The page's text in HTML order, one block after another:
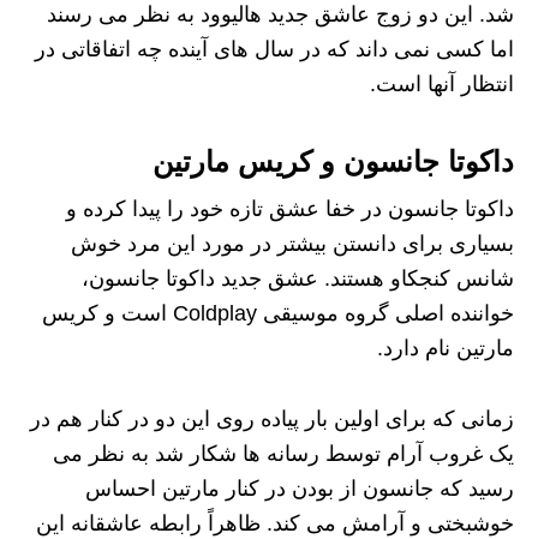
شد. این دو زوج عاشق جدید هالیوود به نظر می رسند
اما کسی نمی داند که در سال های آینده چه اتفاقاتی در
انتظار آنها است.
داکوتا جانسون و کریس مارتین
داکوتا جانسون در خفا عشق تازه خود را پیدا کرده و
بسیاری برای دانستن بیشتر در مورد این مرد خوش
شانس کنجکاو هستند. عشق جدید داکوتا جانسون،
خواننده اصلی گروه موسیقی Coldplay است و کریس
مارتین نام دارد.
زمانی که برای اولین بار پیاده روی این دو در کنار هم در
یک غروب آرام توسط رسانه ها شکار شد به نظر می
رسید که جانسون از بودن در کنار مارتین احساس
خوشبختی و آرامش می کند. ظاهراً رابطه عاشقانه این